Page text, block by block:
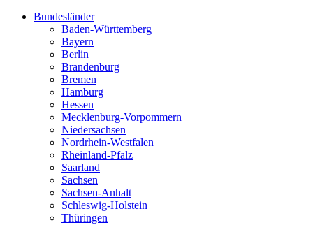
Bundesländer
Baden-Württemberg
Bayern
Berlin
Brandenburg
Bremen
Hamburg
Hessen
Mecklenburg-Vorpommern
Niedersachsen
Nordrhein-Westfalen
Rheinland-Pfalz
Saarland
Sachsen
Sachsen-Anhalt
Schleswig-Holstein
Thüringen